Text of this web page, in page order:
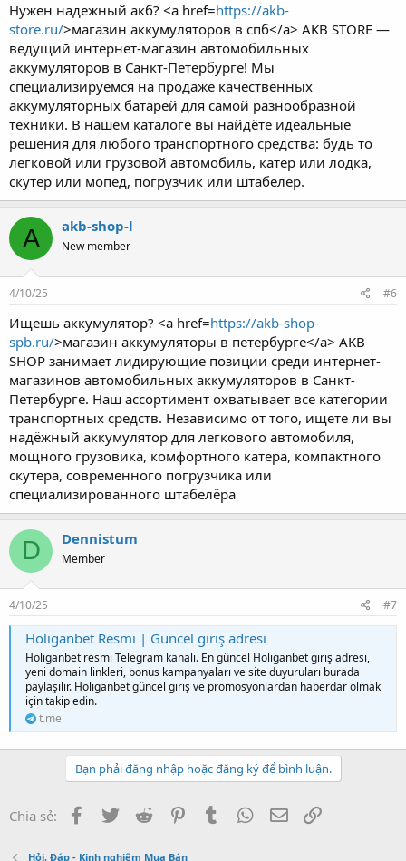
Нужен надежный акб? <a href=https://akb-
store.ru/>магазин аккумуляторов в спб</a> AKB STORE —
ведущий интернет-магазин автомобильных
аккумуляторов в Санкт-Петербурге! Мы
специализируемся на продаже качественных
аккумуляторных батарей для самой разнообразной
техники. В нашем каталоге вы найдёте идеальные
решения для любого транспортного средства: будь то
легковой или грузовой автомобиль, катер или лодка,
скутер или мопед, погрузчик или штабелер.
A akb-shop-l
New member
4/10/25 #6
Ищешь аккумулятор? <a href=https://akb-shop-
spb.ru/>магазин аккумуляторы в петербурге</a> AKB
SHOP занимает лидирующие позиции среди интернет-
магазинов автомобильных аккумуляторов в Санкт-
Петербурге. Наш ассортимент охватывает все категории
транспортных средств. Независимо от того, ищете ли вы
надёжный аккумулятор для легкового автомобиля,
мощного грузовика, комфортного катера, компактного
скутера, современного погрузчика или
специализированного штабелёра
D Dennistum
Member
4/10/25 #7
Holiganbet Resmi | Güncel giriş adresi
Holiganbet resmi Telegram kanalı. En güncel Holiganbet giriş adresi,
yeni domain linkleri, bonus kampanyaları ve site duyuruları burada
paylaşılır. Holiganbet güncel giriş ve promosyonlardan haberdar olmak
için takip edin.
t.me
Bạn phải đăng nhập hoặc đăng ký để bình luận.
Chia sẻ: Facebook
Twitter Reddit PinterestTumblr WhatsApp
Email
Hỏi, Đáp - Kinh nghiệm Mua Bán